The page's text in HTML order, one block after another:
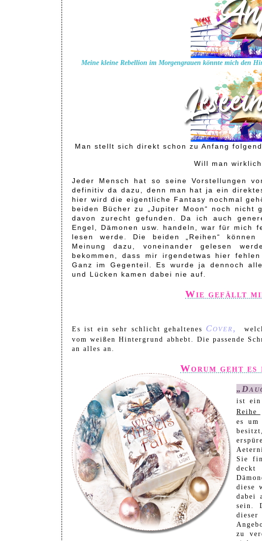
Meine kleine Rebellion im Morgengrauen könnte mich den
Man stellt sich direkt schon zu Anfang
Will man
Jeder Mensch hat so seine Vorstellungen
definitiv da dazu, denn man hat ja ein
hier wird die eigentliche Fantasy nochmal
beiden Bücher zu „Jupiter Moon“ noch
davon zurecht gefunden. Da ich auch
Engel, Dämonen usw. handeln, war für mich
lesen werde. Die beiden „Reihen“
Meinung dazu, voneinander gelesen
bekommen, dass mir irgendetwas hier
Ganz im Gegenteil. Es wurde ja dennoch
und Lücken kamen dabei nie auf.
Wie gefällt
Es ist ein sehr schlicht gehaltenes Cover,
vom weißen Hintergrund abhebt. Die passende
an alles an.
Worum geht es
ist ein
Reihe
es um
Sie
deckt
diese
dabei
sein.
zu